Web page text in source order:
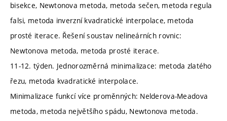
bisekce, Newtonova metoda, metoda sečen, metoda regula
falsi, metoda inverzní kvadratické interpolace, metoda
prosté iterace. Řešení soustav nelineárních rovnic:
Newtonova metoda, metoda prosté iterace.
11-12. týden. Jednorozměrná minimalizace: metoda zlatého
řezu, metoda kvadratické interpolace.
Minimalizace funkcí více proměnných: Nelderova-Meadova
metoda, metoda největšího spádu, Newtonova metoda.